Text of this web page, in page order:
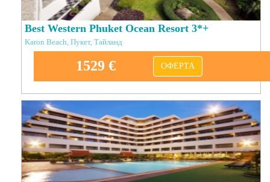
Best Western Phuket Ocean Resort 3*+
Karon Beach, Пукет, Тайланд
1529 € ОФЕРТА